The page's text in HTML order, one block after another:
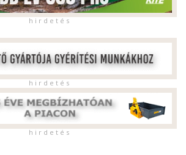
h i r d e t é s
h i r d e t é s
h i r d e t é s